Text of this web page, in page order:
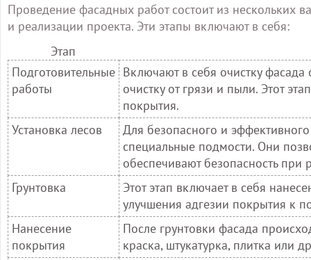
Проведение фасадных работ состоит из нескольких
и реализации проекта. Эти этапы включают в себя:
Этап
Подготовительные
работы
Включают в себя очистку
очистку от грязи и пыли. Этот
покрытия.
Установка лесов
Для безопасного и
специальные подмости. Они
обеспечивают безопасность при
Грунтовка
Этот этап включает в себя
улучшения адгезии покрытия к
Нанесение
покрытия
После грунтовки фасада
краска, штукатурка, плитка или